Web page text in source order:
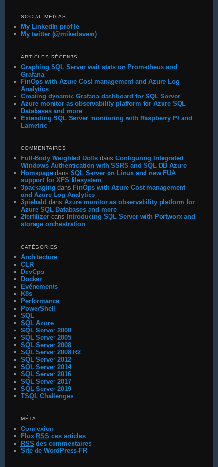
SOCIAL MEDIAS
My LinkedIn profile
My twitter (@mikedavem)
ARTICLES RÉCENTS
Graphing SQL Server wait stats on Prometheus and
Grafana
FinOps with Azure Cost management and Azure Log
Analytics
Creating dynamic Grafana dashboard for SQL Server
Azure monitor as observability platform for Azure SQL
Databases and more
Extending SQL Server monitoring with Raspberry PI and
Lametric
COMMENTAIRES
Full-Body Weighted Dollsdans Configuring Integrated
Windows Authentication with SSRS and SQL DB Azure
Homepagedans SQL Server on Linux and new FUA
support for XFS filesystem
3packaging dans FinOps with Azure Cost management
and Azure Log Analytics
3piebald dans Azure monitor as observability platform for
Azure SQL Databases and more
2fertilizerdans
Introducing SQL Server with Portworx and
storage orchestration
CATÉGORIES
Architecture
CLR
DevOps
Docker
Evénements
K8s
Performance
PowerShell
SQL
SQL Azure
SQL Server 2000
SQL Server 2005
SQL Server 2008
SQL Server 2008 R2
SQL Server 2012
SQL Server 2014
SQL Server 2016
SQL Server 2017
SQL Server 2019
TSQL Challenges
MÉTA
Connexion
Flux RSS des articles
RSS des commentaires
Site de WordPress-FR